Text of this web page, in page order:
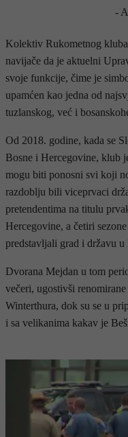
-
Kolektiv Rukometnog
navijače da je aktuelni
svoje funkcije, čime je
upamćen kao jedna od
tuzlanskog, već i
Od 2018. godine, kada se
Bosne i Hercegovine, klub
mogu biti ponosni svi koji
razdoblju bili viceprvaci
pretendentima na titulu
Hercegovine, a četiri
predstavljali grad i državu
Dvorana Mejdan u tom
večeri, ugostivši
Winterthura, dok su se u
i sa velikanima kakav je